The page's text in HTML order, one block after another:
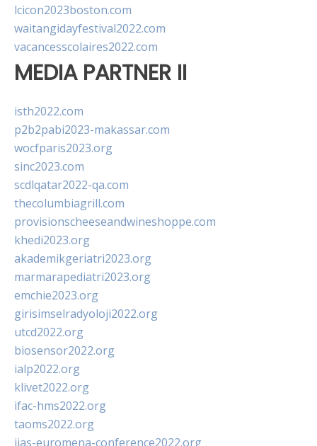
lcicon2023boston.com
waitangidayfestival2022.com
vacancesscolaires2022.com
MEDIA PARTNER II
isth2022.com
p2b2pabi2023-makassar.com
wocfparis2023.org
sinc2023.com
scdlqatar2022-qa.com
thecolumbiagrill.com
provisionscheeseandwineshoppe.com
khedi2023.org
akademikgeriatri2023.org
marmarapediatri2023.org
emchie2023.org
girisimselradyoloji2022.org
utcd2022.org
biosensor2022.org
ialp2022.org
klivet2022.org
ifac-hms2022.org
taoms2022.org
iias-euromena-conference2022.org